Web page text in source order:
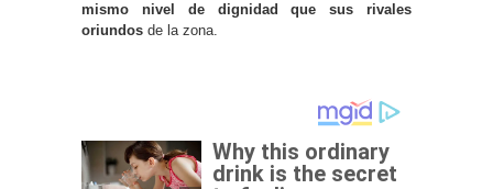
mismo nivel de dignidad que sus rivales
oriundos de la zona.